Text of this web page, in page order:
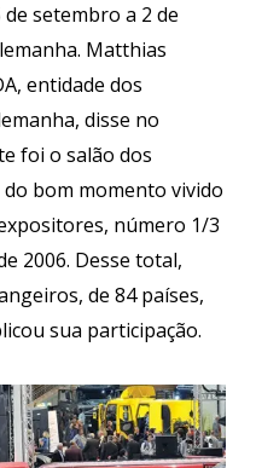
setembro a 2 de
Matthias
entidade dos
disse no
foi o salão dos
bom momento vivido
número 1/3
2006. Desse total,
de 84 países,
sua participação.